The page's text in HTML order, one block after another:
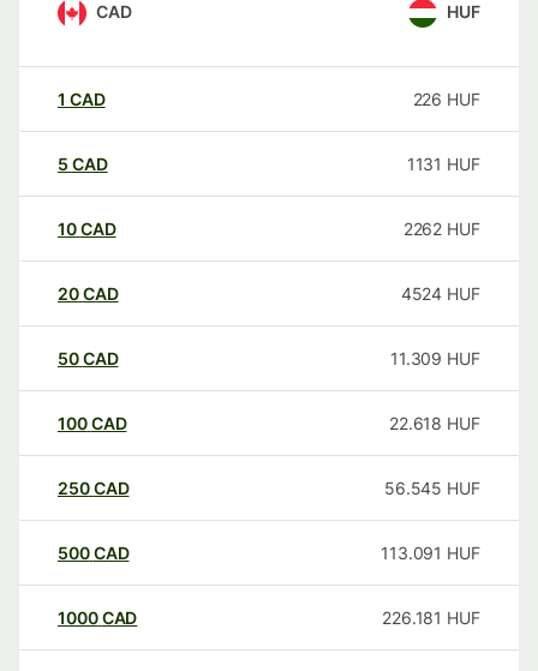
CAD HUF
1 CAD 226 HUF
5 CAD 1131 HUF
10CAD 2262 HUF
20CAD 4524 HUF
50CAD 11.309 HUF
100CAD 22.618 HUF
250CAD 56.545 HUF
500CAD 113.091 HUF
1000CAD 226.181 HUF